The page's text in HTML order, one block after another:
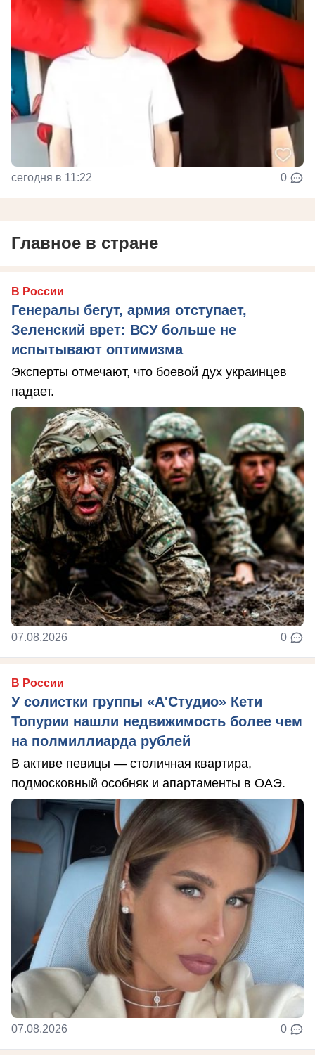
сегодня в 11:22 0
Главное в стране
В России
Генералы бегут, армия отступает,
Зеленский врет: ВСУ больше не
испытывают оптимизма
Эксперты отмечают, что боевой дух украинцев
падает.
07.08.2026 0
В России
У солистки группы «А'Студио» Кети
Топурии нашли недвижимость более чем
на полмиллиарда рублей
В активе певицы — столичная квартира,
подмосковный особняк и апартаменты в ОАЭ.
07.08.2026 0